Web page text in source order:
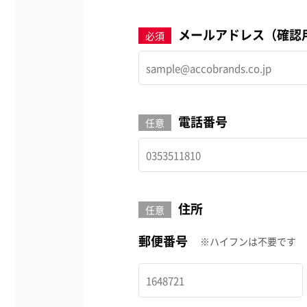
必須 メールアドレス（確認
任意 電話番号
任意
住所
郵便番号